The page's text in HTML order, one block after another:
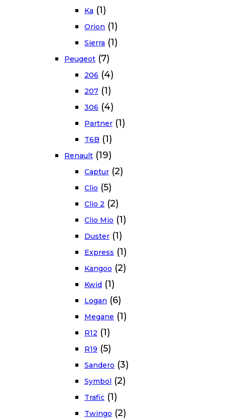
Ka (1)
Orion (1)
Sierra (1)
Peugeot (7)
206 (4)
207 (1)
306 (4)
Partner (1)
T6B (1)
Renault (19)
Captur (2)
Clio (5)
Clio 2 (2)
Clio Mio (1)
Duster (1)
Express (1)
Kangoo (2)
Kwid (1)
Logan (6)
Megane (1)
R12 (1)
R19 (5)
Sandero (3)
Symbol (2)
Trafic (1)
Twingo (2)